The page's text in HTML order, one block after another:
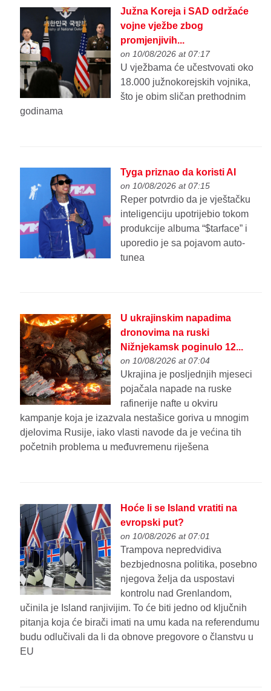
Južna Koreja i SAD održaće
vojne vježbe zbog
promjenjivih...
on 10/08/2026 at 07:17
U vježbama će učestvovati oko
18.000 južnokorejskih vojnika,
što je obim sličan prethodnim
godinama
Tyga priznao da koristi AI
on 10/08/2026 at 07:15
Reper potvrdio da je vještačku
inteligenciju upotrijebio tokom
produkcije albuma “$tarface” i
uporedio je sa pojavom auto-
tunea
U ukrajinskim napadima
dronovima na ruski
Nižnjekamsk poginulo 12...
on 10/08/2026 at 07:04
Ukrajina je posljednjih mjeseci
pojačala napade na ruske
rafinerije nafte u okviru
kampanje koja je izazvala nestašice goriva u mnogim
djelovima Rusije, iako vlasti navode da je većina tih
početnih problema u međuvremenu riješena
Hoće li se Island vratiti na
evropski put?
on 10/08/2026 at 07:01
Trampova nepredvidiva
bezbjednosna politika, posebno
njegova želja da uspostavi
kontrolu nad Grenlandom,
učinila je Island ranjivijim. To će biti jedno od ključnih
pitanja koja će birači imati na umu kada na referendumu
budu odlučivali da li da obnove pregovore o članstvu u
EU